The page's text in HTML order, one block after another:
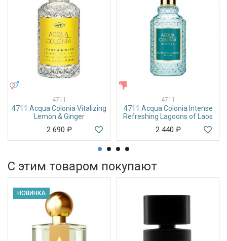
вам незабываемое ощущение летнего луга.
4711
4711 Acqua Colonia Vitalizing
Lemon & Ginger
2 690 ₽
4711
4711 Acqua Colonia Intense
Refreshing Lagoons of Laos
2 440 ₽
С этим товаром покупают
НОВИНКА